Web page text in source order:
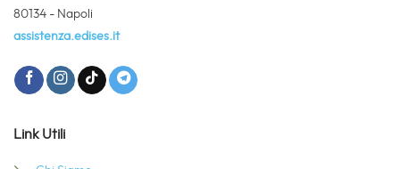
80134 - Napoli
assistenza.edises.it
Link Utili